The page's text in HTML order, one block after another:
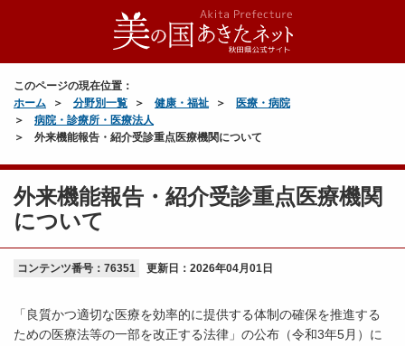
このページの現在位置：
ホーム
分野別一覧 健康・福祉
医療・病院
病院・診療所・医療法人
外来機能報告・紹介受診重点医療機関について
外来機能報告・紹介受診重点医療機関
について
コンテンツ番号：76351 更新日： 2026年04月01日
「良質かつ適切な医療を効率的に提供する体制の確保を推進する
ための医療法等の一部を改正する法律」の公布（令和3年5月）に